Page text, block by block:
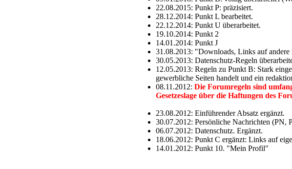
22.08.2015: Punkt P: präzisiert.
28.12.2014: Punkt L bearbeitet.
22.12.2014: Punkt U überarbeitet.
19.10.2014: Punkt 2
14.01.2014: Punkt J
31.08.2013: "Downloads, Links auf andere
30.05.2013: Datenschutz-Regeln
12.05.2013: Regeln zu Punkt B: Stark
gewerbliche Seiten handelt und ein
08.11.2012: Die Forumregeln sind
Gesetzeslage über die Haftungen des
23.08.2012: Einführender Absatz ergänzt.
30.07.2012: Persönliche Nachrichten (PN,
06.07.2012: Datenschutz. Ergänzt.
18.06.2012: Punkt C ergänzt: Links auf
14.01.2012: Punkt 10. "Mein Profil"